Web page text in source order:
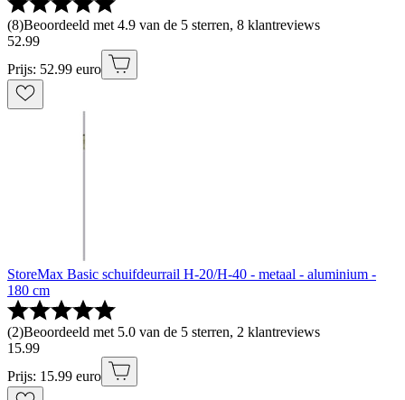
(8)Beoordeeld met 4.9 van de 5 sterren, 8 klantreviews
52.99
Prijs: 52.99 euro
StoreMax Basic schuifdeurrail H-20/H-40 - metaal - aluminium -
180 cm
(2)Beoordeeld met 5.0 van de 5 sterren, 2 klantreviews
15.99
Prijs: 15.99 euro